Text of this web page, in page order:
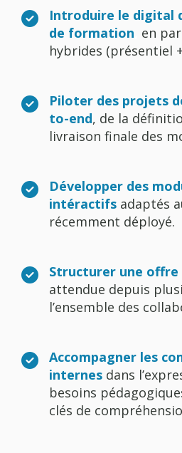
Introduire le digital
de formation en
hybrides (présentiel
Piloter des projets
to-end, de la
livraison finale des
Développer des
intéractifs adaptés
récemment déployé.
Structurer une
attendue depuis
l’ensemble des
Accompagner les
internes dans
besoins
clés de